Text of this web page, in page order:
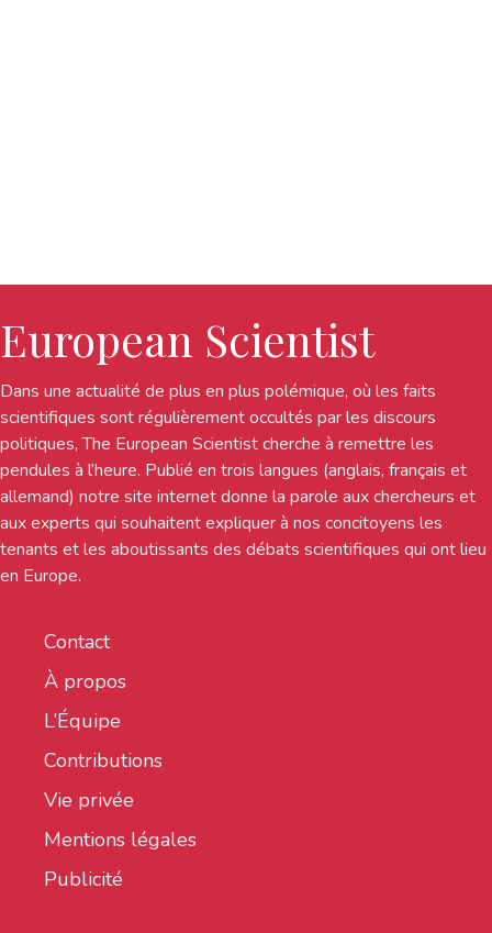
European Scientist
Dans une actualité de plus en plus polémique, où les faits
scientifiques sont régulièrement occultés par les discours
politiques, The European Scientist cherche à remettre les
pendules à l’heure. Publié en trois langues (anglais, français et
allemand) notre site internet donne la parole aux chercheurs et
aux experts qui souhaitent expliquer à nos concitoyens les
tenants et les aboutissants des débats scientifiques qui ont lieu
en Europe.
Contact
À propos
L’Équipe
Contributions
Vie privée
Mentions légales
Publicité